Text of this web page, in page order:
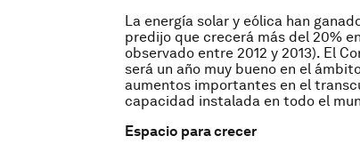
La energía solar y eólica han
predijo que crecerá más del 20%
observado entre 2012 y 2013). El
será un año muy bueno en el
aumentos importantes en el
capacidad instalada en todo el
Espacio para crecer